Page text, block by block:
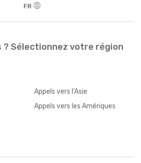
FR
? Sélectionnez votre région
Appels vers l’Asie
Appels vers les Amériques